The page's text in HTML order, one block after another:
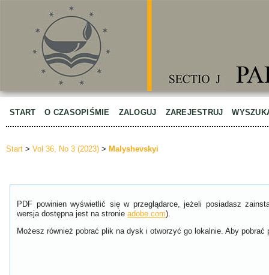
START O CZASOPIŚMIE ZALOGUJ ZAREJESTRUJ
Start > Vol 36, No 3 (2023) > Malyshevskyi
PDF powinien wyświetlić się w przeglądarce, jeżeli posiadasz
wersja dostępna jest na stronie adobe.com).
Możesz również pobrać plik na dysk i otworzyć go lokalnie. Aby